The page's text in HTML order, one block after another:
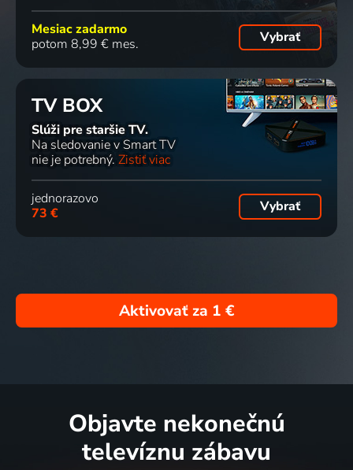
Mesiac zadarmo
potom 8,99 € mes.
Vybrať
TV BOX
Slúži pre staršie TV.
Na sledovanie v Smart TV
nie je potrebný. Zistiť viac
jednorazovo
73 €
Vybrať
Aktivovať za 1 €
Objavte nekonečnú
televíznu zábavu